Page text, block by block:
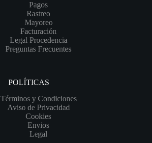
Pagos
Rastreo
Mayoreo
Facturación
Legal Procedencia
Preguntas Frecuentes
POLÍTICAS
Términos y Condiciones
Aviso de Privacidad
Cookies
Envios
Legal